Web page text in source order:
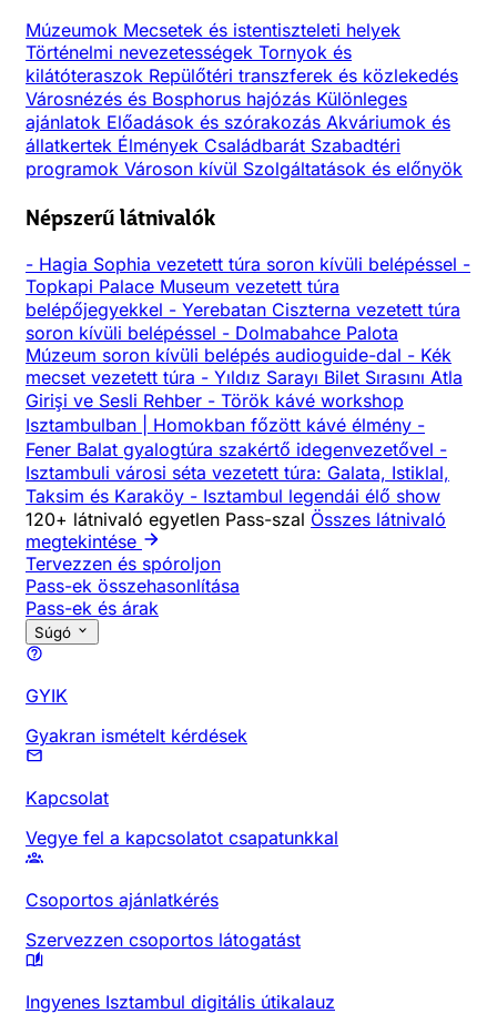
Múzeumok Mecsetek és istentiszteleti helyek
Történelmi nevezetességek Tornyok és
kilátóteraszok Repülőtéri transzferek és közlekedés
Városnézés és Bosphorus hajózás Különleges
ajánlatok Előadások és szórakozás Akváriumok és
állatkertek Élmények Családbarát Szabadtéri
programok Városon kívül Szolgáltatások és előnyök
Népszerű látnivalók
- Hagia Sophia vezetett túra soron kívüli belépéssel -
Topkapi Palace Museum vezetett túra
belépőjegyekkel - Yerebatan Ciszterna vezetett túra
soron kívüli belépéssel - Dolmabahce Palota
Múzeum soron kívüli belépés audioguide-dal - Kék
mecset vezetett túra - Yıldız Sarayı Bilet Sırasını Atla
Girişi ve Sesli Rehber - Török kávé workshop
Isztambulban | Homokban főzött kávé élmény -
Fener Balat gyalogtúra szakértő idegenvezetővel -
Isztambuli városi séta vezetett túra: Galata, Istiklal,
Taksim és Karaköy - Isztambul legendái élő show
120+ látnivaló egyetlen Pass-szal Összes látnivaló
megtekintése
Tervezzen és spóroljon
Pass-ek összehasonlítása
Pass-ek és árak
Súgó
GYIK
Gyakran ismételt kérdések
Kapcsolat
Vegye fel a kapcsolatot csapatunkkal
Csoportos ajánlatkérés
Szervezzen csoportos látogatást
Ingyenes Isztambul digitális útikalauz